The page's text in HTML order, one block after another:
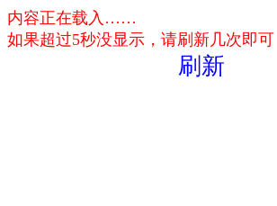
内容正在载入……
如果超过5秒没显示，请刷新几次即可
刷新